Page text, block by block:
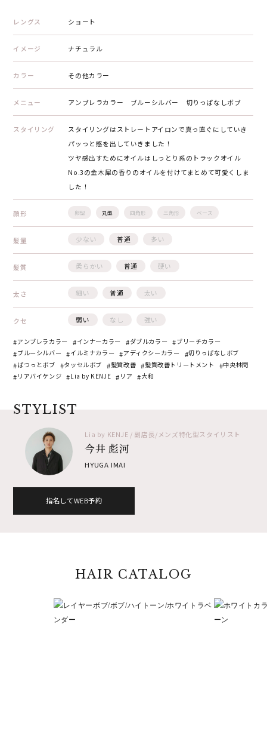
レングス ショート
イメージ ナチュラル
カラー その他カラー
メニュー アンブレラカラー ブルーシルバー 切りっぱなしボブ
スタイリング
スタイリングはストレートアイロンで真っ直ぐにしていき
パッっと感を出していきました！
ツヤ感出すためにオイルはしっとり系のトラックオイル
No.3の金木犀の香りのオイルを付けてまとめて可愛くしま
した！
顔形 卵型 丸型 四角形 三角形 ベース
髪量 少ない 普通 多い
髪質 柔らかい 普通 硬い
太さ 細い 普通 太い
クセ 弱い なし 強い
アンブレラカラー インナーカラー ダブルカラー
ブリーチカラー
ブルーシルバー
イルミナカラー アディクシーカラー
切りっぱなしボブ
ぱつっとボブ
タッセルボブ 髪質改善 髪質改善トリートメント
中央林間
リアバイケンジ
Lia by KENJE リア 大和
STYLIST
Lia by KENJE / 副店長/メンズ特化型スタイリスト
今井 彪河
HYUGA IMAI
指名してWEB予約
HAIR CATALOG